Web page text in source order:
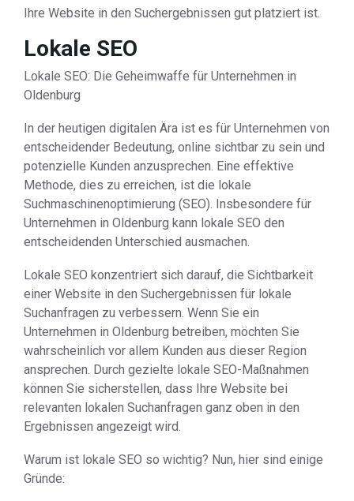
Ihre Website in den Suchergebnissen gut platziert ist.
Lokale SEO
Lokale SEO: Die Geheimwaffe für Unternehmen in
Oldenburg
In der heutigen digitalen Ära ist es für Unternehmen von
entscheidender Bedeutung, online sichtbar zu sein und
potenzielle Kunden anzusprechen. Eine effektive
Methode, dies zu erreichen, ist die lokale
Suchmaschinenoptimierung (SEO). Insbesondere für
Unternehmen in Oldenburg kann lokale SEO den
entscheidenden Unterschied ausmachen.
Lokale SEO konzentriert sich darauf, die Sichtbarkeit
einer Website in den Suchergebnissen für lokale
Suchanfragen zu verbessern. Wenn Sie ein
Unternehmen in Oldenburg betreiben, möchten Sie
wahrscheinlich vor allem Kunden aus dieser Region
ansprechen. Durch gezielte lokale SEO-Maßnahmen
können Sie sicherstellen, dass Ihre Website bei
relevanten lokalen Suchanfragen ganz oben in den
Ergebnissen angezeigt wird.
Warum ist lokale SEO so wichtig? Nun, hier sind einige
Gründe: